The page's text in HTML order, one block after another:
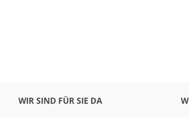
WIR SIND FÜR SIE DA